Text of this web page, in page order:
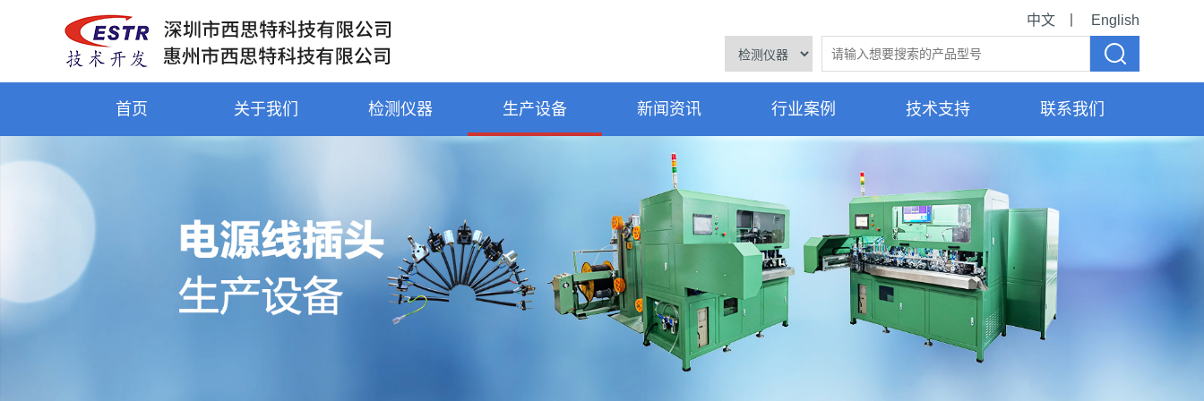
中文 English
首页 关于我们 检测仪器 生产设备 新闻资讯 行业案例 技术支持 联系我们